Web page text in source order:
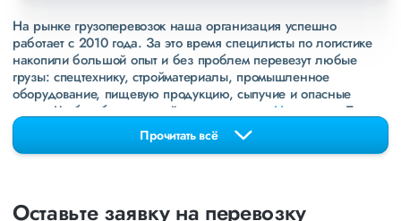
На рынке грузоперевозок наша организация успешно
работает с 2010 года. За это время специлисты по логистике
накопили большой опыт и без проблем перевезут любые
грузы: спецтехнику, стройматериалы, промышленное
оборудование, пищевую продукцию, сыпучие и опасные
грузы. Чтобы убедиться зайдите в раздел
«Наш опыт»
. Там
свежие примеры перевозок, которые обновляются несколько
раз в неделю. Также недавно мы запустили новые
направления вДНРиЛНР. Предоставляем все стандартные
экспедирование. За каждым клиентом закреплен менеджер,
Прочитать всё
Оставьте заявку на перевозку